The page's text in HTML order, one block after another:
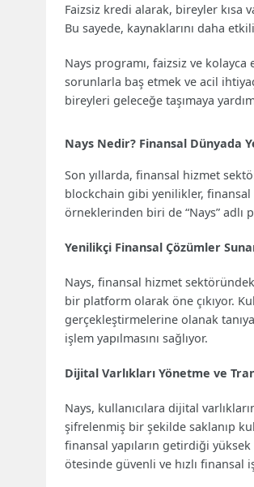
Faizsiz kredi alarak, bireyler
Bu sayede, kaynaklarını daha
Nays programı, faizsiz ve
sorunlarla baş etmek ve acil
bireyleri geleceğe taşımaya
Nays Nedir? Finansal Dünyada
Son yıllarda, finansal hizmet
blockchain gibi yenilikler, finansal
örneklerinden biri de “Nays” adlı
Yenilikçi Finansal Çözümler
Nays, finansal hizmet
bir platform olarak öne çıkıyor.
gerçekleştirmelerine olanak
işlem yapılmasını sağlıyor.
Dijital Varlıkları Yönetme ve
Nays, kullanıcılara dijital
şifrelenmiş bir şekilde saklanıp
finansal yapıların getirdiği
ötesinde güvenli ve hızlı